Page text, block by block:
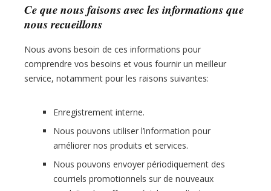
Ce que nous faisons avec les informations que
nous recueillons
Nous avons besoin de ces informations pour
comprendre vos besoins et vous fournir un meilleur
service, notamment pour les raisons suivantes:
Enregistrement interne.
Nous pouvons utiliser l’information pour
améliorer nos produits et services.
Nous pouvons envoyer périodiquement des
courriels promotionnels sur de nouveaux